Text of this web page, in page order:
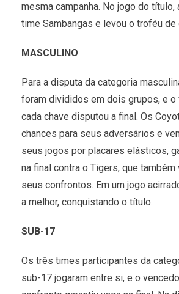
mesma campanha. No jogo do título,
time Sambangas e levou o troféu de
MASCULINO
Para a disputa da categoria
foram divididos em dois grupos, e o
cada chave disputou a final. Os
chances para seus adversários e
seus jogos por placares elásticos,
na final contra o Tigers, que
seus confrontos. Em um jogo
a melhor, conquistando o título.
SUB-17
Os três times participantes da
sub-17 jogaram entre si, e o